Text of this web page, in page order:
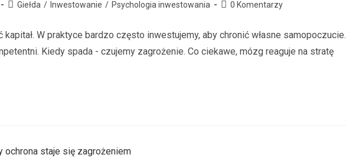
Giełda / Inwestowanie / Psychologia inwestowania 0 Komentarzy
W praktyce bardzo często inwestujemy, aby chronić własne samopoczucie.
Kiedy spada - czujemy zagrożenie. Co ciekawe, mózg reaguje na stratę